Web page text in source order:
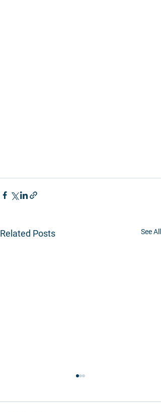
Related Posts See All